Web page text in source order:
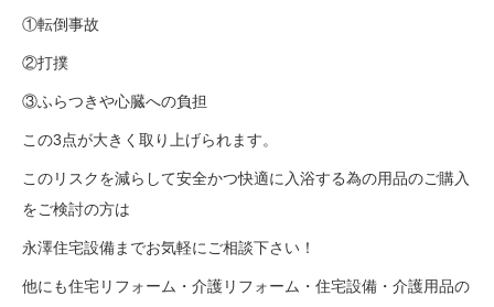
①転倒事故
②打撲
③ふらつきや心臓への負担
この3点が大きく取り上げられます。
このリスクを減らして安全かつ快適に入浴する為の用品のご購入
をご検討の方は
永澤住宅設備までお気軽にご相談下さい！
他にも住宅リフォーム・介護リフォーム・住宅設備・介護用品の